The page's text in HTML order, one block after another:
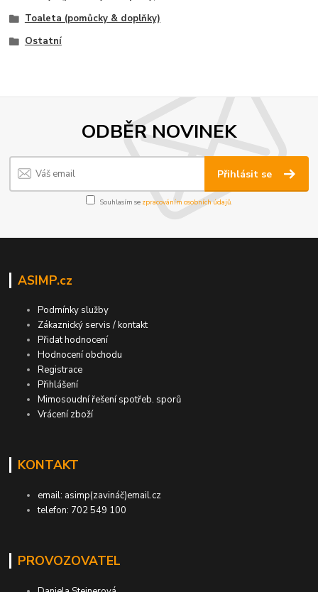
Toaleta (pomůcky & doplňky)
Ostatní
ODBĚR NOVINEK
Přihlásit se
Souhlasím se zpracováním osobních údajů.
ASIMP.cz
Podmínky služby
Zákaznický servis / kontakt
Přidat hodnocení
Hodnocení obchodu
Registrace
Přihlášení
Mimosoudní řešení spotřeb. sporů
Vrácení zboží
KONTAKT
email: asimp(zavináč)email.cz
telefon: 702 549 100
PROVOZOVATEL